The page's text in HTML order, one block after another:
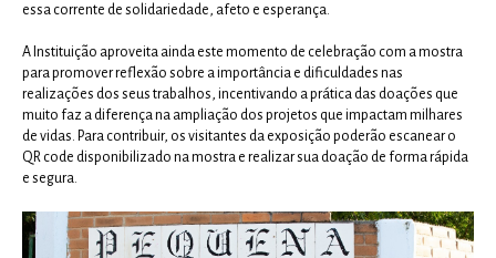
essa corrente de solidariedade, afeto e esperança.
A Instituição aproveita ainda este momento de celebração com a mostra
para promover reflexão sobre a importância e dificuldades nas
realizações dos seus trabalhos, incentivando a prática das doações que
muito faz a diferença na ampliação dos projetos que impactam milhares
de vidas. Para contribuir, os visitantes da exposição poderão escanear o
QR code disponibilizado na mostra e realizar sua doação de forma rápida
e segura.